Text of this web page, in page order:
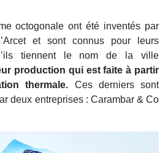
octogonale ont été inventés par
et sont connus pour leurs
tiennent le nom de la ville
production qui est faite à partir
thermale. Ces derniers sont
deux entreprises : Carambar & Co